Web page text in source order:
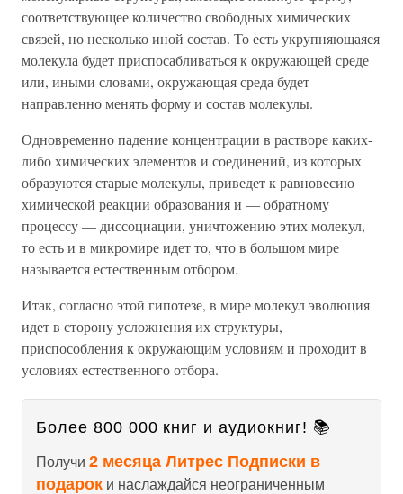
соответствующее количество свободных химических
связей, но несколько иной состав. То есть укрупняющаяся
молекула будет приспосабливаться к окружающей среде
или, иными словами, окружающая среда будет
направленно менять форму и состав молекулы.
Одновременно падение концентрации в растворе каких-
либо химических элементов и соединений, из которых
образуются старые молекулы, приведет к равновесию
химической реакции образования и — обратному
процессу — диссоциации, уничтожению этих молекул,
то есть и в микромире идет то, что в большом мире
называется естественным отбором.
Итак, согласно этой гипотезе, в мире молекул эволюция
идет в сторону усложнения их структуры,
приспособления к окружающим условиям и проходит в
условиях естественного отбора.
Более 800 000 книг и аудиокниг! 📚
Получи 2 месяца Литрес Подписки в
подарок и наслаждайся неограниченным